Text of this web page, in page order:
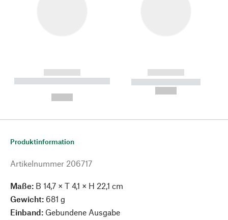
------------
----------- ----------- --------
------------
----------- -----------
Produktinformation
Artikelnummer 206717
Maße: B 14,7 × T 4,1 × H 22,1 cm
Gewicht: 681 g
Einband: Gebundene Ausgabe